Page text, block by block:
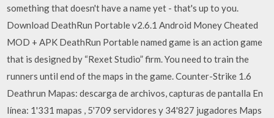
something that doesn't have a name yet - that's up to you.
Download DeathRun Portable v2.6.1 Android Money Cheated
MOD + APK DeathRun Portable named game is an action game
that is designed by “Rexet Studio” firm. You need to train the
runners until end of the maps in the game. Counter-Strike 1.6
Deathrun Mapas: descarga de archivos, capturas de pantalla En
línea: 1'331 mapas , 5'709 servidores y 34'827 jugadores Maps